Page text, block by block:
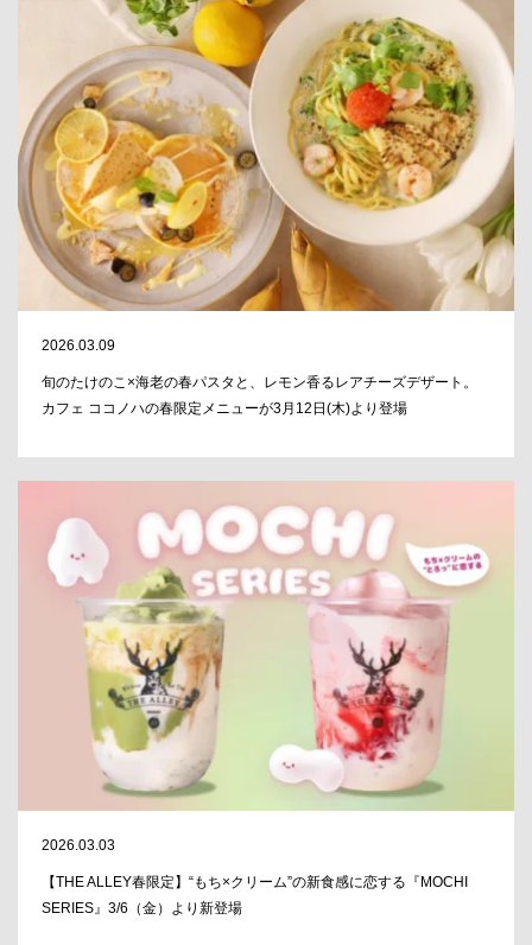
2026.03.09
旬のたけのこ×海老の春パスタと、レモン香るレアチーズデザート。
カフェ ココノハの春限定メニューが3月12日(木)より登場
2026.03.03
【THE ALLEY春限定】“もち×クリーム”の新食感に恋する『MOCHI
SERIES』3/6（金）より新登場